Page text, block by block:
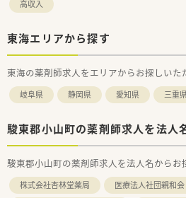
高収入
東海エリアから探す
東海の薬剤師求人をエリアからお探しいた
岐阜県 静岡県 愛知県 三重
駿東郡小山町の薬剤師求人を法人
駿東郡小山町の薬剤師求人を法人名からお
株式会社杏林堂薬局 医療法人社団親和会